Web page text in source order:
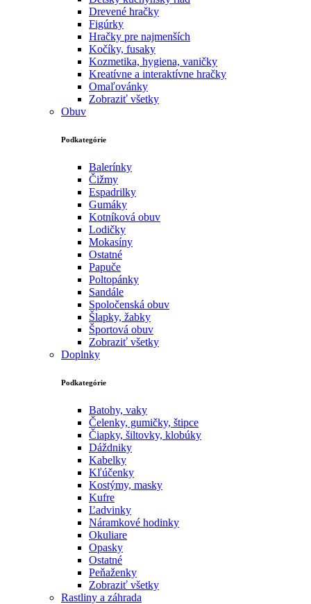
Drevené hračky
Figúrky
Hračky pre najmenších
Kočíky, fusaky
Kozmetika, hygiena, vaničky
Kreatívne a interaktívne hračky
Omaľovánky
Zobraziť všetky
Obuv
Podkategórie
Balerínky
Čižmy
Espadrilky
Gumáky
Kotníková obuv
Lodičky
Mokasíny
Ostatné
Papuče
Poltopánky
Sandále
Spoločenská obuv
Šlapky, žabky
Športová obuv
Zobraziť všetky
Doplnky
Podkategórie
Batohy, vaky
Čelenky, gumičky, štipce
Čiapky, šiltovky, klobúky
Dáždniky
Kabelky
Kľúčenky
Kostýmy, masky
Kufre
Ľadvinky
Náramkové hodinky
Okuliare
Opasky
Ostatné
Peňaženky
Zobraziť všetky
Rastliny a záhrada